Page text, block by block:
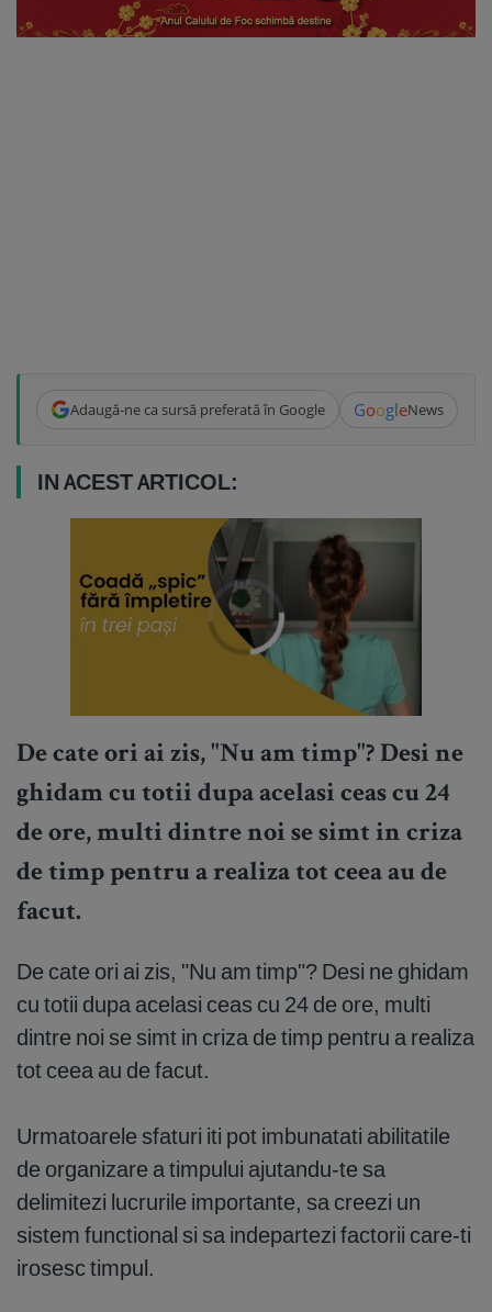
Adaugă-ne ca sursă preferată în Google GoogleNews
IN ACEST ARTICOL:
De cate ori ai zis, "Nu am timp"? Desi ne
ghidam cu totii dupa acelasi ceas cu 24
de ore, multi dintre noi se simt in criza
de timp pentru a realiza tot ceea au de
facut.
De cate ori ai zis, "Nu am timp"? Desi ne ghidam
cu totii dupa acelasi ceas cu 24 de ore, multi
dintre noi se simt in criza de timp pentru a realiza
tot ceea au de facut.
Urmatoarele sfaturi iti pot imbunatati abilitatile
de organizare a timpului ajutandu-te sa
delimitezi lucrurile importante, sa creezi un
sistem functional si sa indepartezi factorii care-ti
irosesc timpul.